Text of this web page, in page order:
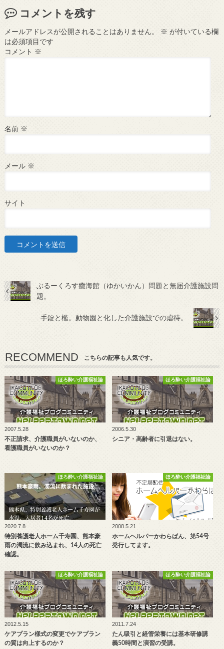
コメントを残す
メールアドレスが公開されることはありません。 ※ が付いている欄
は必須項目です
コメント
※
名前 ※
メール ※
サイト
ぶるーくろす癒海館（ゆかいかん）問題と無届介護施設問
題。
手錠と檻。動物園と化した介護施設での虐待。
RECOMMEND こちらの記事も人気です。
ほろ酔い介護福祉論
2007.5.28
不正請求、介護職員がいないのか、
看護職員がいないのか？
ほろ酔い介護福祉論
2006.5.30
シニア・高齢者に引退はない。
ほろ酔い介護福祉論
2020.7.8
特別養護老人ホーム千寿園、熊本豪
雨の濁流に飲み込まれ、14人の死亡
確認。
ほろ酔い介護福祉論
2008.5.21
ホームヘルパーかわらばん、第54号
発行してます。
ほろ酔い介護福祉論
2012.5.15
ケアプラン様式の変更でケアプラン
の質は向上するのか？
ほろ酔い介護福祉論
2011.7.24
たん吸引と経管栄養には基本研修講
義50時間と演習の受講。